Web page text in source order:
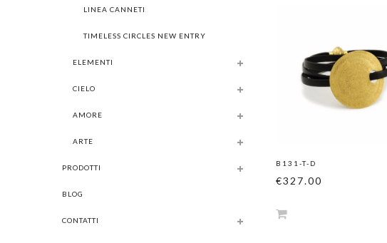
B131-T-D
€327.00
LINEA CANNETI
TIMELESS CIRCLES NEW ENTRY
ELEMENTI
CIELO
AMORE
ARTE
PRODOTTI
BLOG
CONTATTI